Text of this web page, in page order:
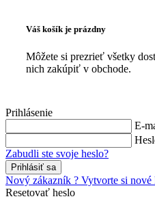
Váš košík je prázdny
Môžete si prezrieť všetky
nich zakúpiť v obchode.
Prihlásenie
E-
Zabudli ste svoje heslo?
Prihlásiť sa
Nový zákazník ? Vytvorte si nové
Resetovať heslo